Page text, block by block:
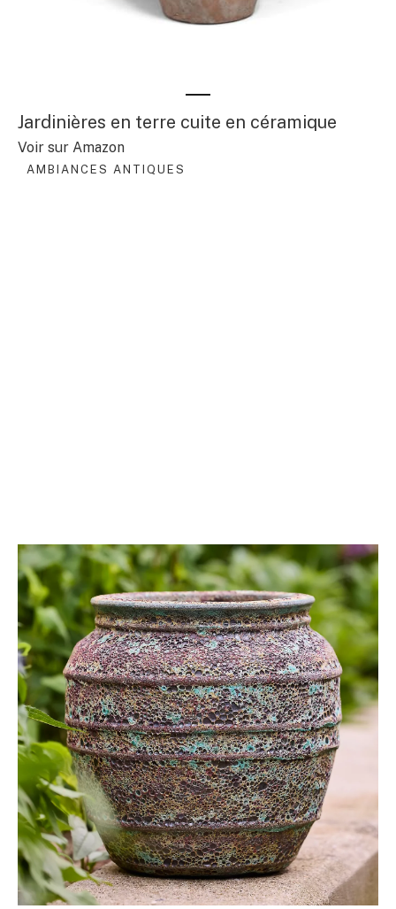
Jardinières en terre cuite en céramique
Voir sur Amazon
AMBIANCES ANTIQUES